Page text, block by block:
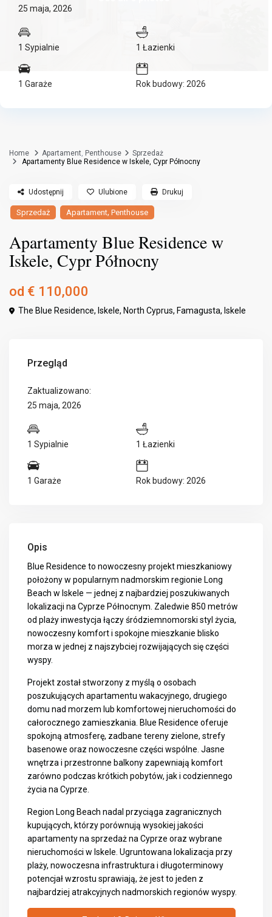
25 maja, 2026
1 Sypialnie 1 Łazienki
1 Garaże Rok budowy: 2026
Home Apartament, Penthouse
Sprzedaż
Apartamenty Blue Residence w Iskele, Cypr Północny
Sprzedaż Apartament,Penthouse
Apartamenty Blue Residence w
Iskele, Cypr Północny
od € 110,000
The Blue Residence, Iskele, North Cyprus, Famagusta, Iskele
Udostępnij Ulubione Drukuj
Przegląd
Zaktualizowano:
25 maja, 2026
1 Sypialnie 1 Łazienki
1 Garaże Rok budowy: 2026
Opis
Blue Residence to nowoczesny projekt mieszkaniowy
położony w popularnym nadmorskim regionie Long
Beach w Iskele — jednej z najbardziej poszukiwanych
lokalizacji na Cyprze Północnym. Zaledwie 850 metrów
od plaży inwestycja łączy śródziemnomorski styl życia,
nowoczesny komfort i spokojne mieszkanie blisko
morza w jednej z najszybciej rozwijających się części
wyspy.
Projekt został stworzony z myślą o osobach
poszukujących apartamentu wakacyjnego, drugiego
domu nad morzem lub komfortowej nieruchomości do
całorocznego zamieszkania. Blue Residence oferuje
spokojną atmosferę, zadbane tereny zielone, strefy
basenowe oraz nowoczesne części wspólne. Jasne
wnętrza i przestronne balkony zapewniają komfort
zarówno podczas krótkich pobytów, jak i codziennego
życia na Cyprze.
Region Long Beach nadal przyciąga zagranicznych
kupujących, którzy porównują wysokiej jakości
apartamenty na sprzedaż na Cyprze oraz wybrane
nieruchomości w Iskele . Ugruntowana lokalizacja przy
plaży, nowoczesna infrastruktura i długoterminowy
potencjał wzrostu sprawiają, że jest to jeden z
najbardziej atrakcyjnych nadmorskich regionów wyspy.